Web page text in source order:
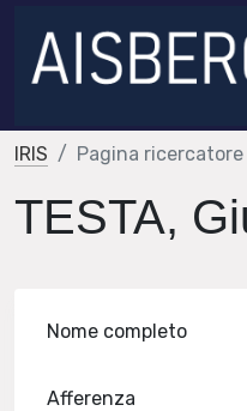
IRIS Pagina ricercatore
TESTA,
Nome completo
Afferenza